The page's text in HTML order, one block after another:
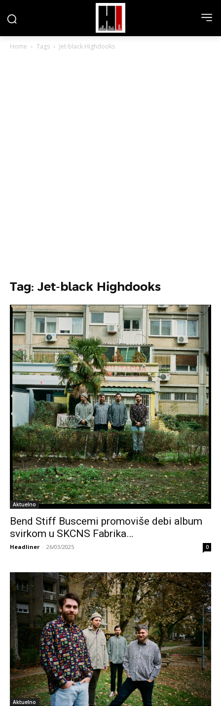
Home Tags Jet-black Highdooks
Tag: Jet-black Highdooks
Aktuelno
Bend Stiff Buscemi promoviše debi album
svirkom u SKCNS Fabrika…
Headliner - 26/03/2025 0
Aktuelno